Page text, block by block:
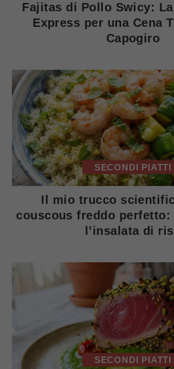
Fajitas di Pollo Swicy:
Express per una Cena
Capogiro
SECONDI PIATTI
Il mio trucco
couscous freddo
l’insalata di
SECONDI PIATTI